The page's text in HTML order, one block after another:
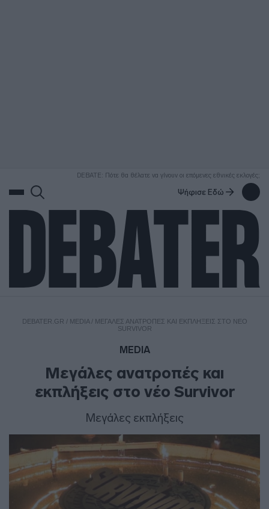
DEBATE: Πότε θα θέλατε να γίνουν οι επόμενες εθνικές εκλογές;
Ψήφισε Εδώ
DEBATER.GR / MEDIA/ ΜΕΓΆΛΕΣ ΑΝΑΤΡΟΠΈΣ ΚΑΙ ΕΚΠΛΉΞΕΙΣ ΣΤΟ ΝΈΟ
SURVIVOR
MEDIA
Μεγάλες ανατροπές και
εκπλήξεις στο νέο Survivor
Μεγάλες εκπλήξεις